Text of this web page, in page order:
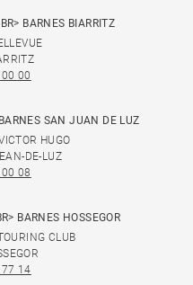
BARNES BIARRITZ
00
SAN JUAN DE LUZ
HUGO
DE-LUZ
08
BARNES HOSSEGOR
CLUB
14